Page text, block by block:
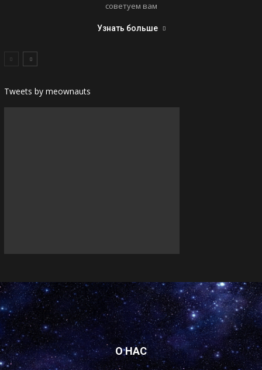
советуем вам
Узнать больше
Tweets by meownauts
О НАС